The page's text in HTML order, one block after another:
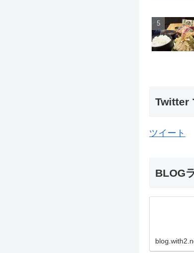
Twitter
ツイート
BLOG